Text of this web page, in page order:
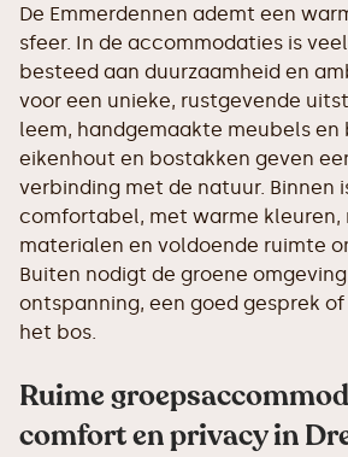
De Emmerdennen ademt een
sfeer. In de accommodaties is
besteed aan duurzaamheid en
voor een unieke, rustgevende
leem, handgemaakte meubels en
eikenhout en bostakken geven
verbinding met de natuur. Binnen
comfortabel, met warme kleuren,
materialen en voldoende ruimte
Buiten nodigt de groene
ontspanning, een goed gesprek
het bos.
Ruime
comfort en privacy in